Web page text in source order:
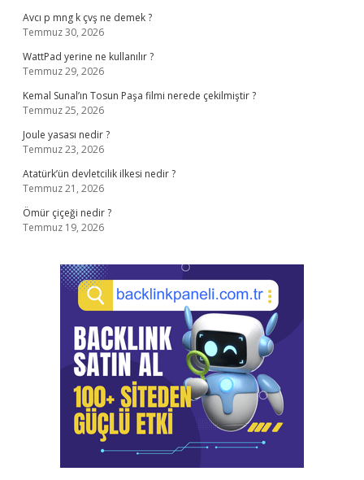
Avcı p mng k çvş ne demek ?
Temmuz 30, 2026
WattPad yerine ne kullanılır ?
Temmuz 29, 2026
Kemal Sunal’ın Tosun Paşa filmi nerede çekilmiştir ?
Temmuz 25, 2026
Joule yasası nedir ?
Temmuz 23, 2026
Atatürk’ün devletcilik ilkesi nedir ?
Temmuz 21, 2026
Ömür çiçeği nedir ?
Temmuz 19, 2026